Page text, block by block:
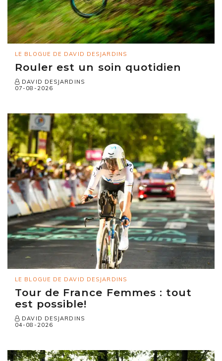
LE BLOGUE DE DAVID DESJARDINS
Rouler est un soin quotidien
DAVID DESJARDINS
07-08-2026
LE BLOGUE DE DAVID DESJARDINS
Tour de France Femmes : tout
est possible!
DAVID DESJARDINS
04-08-2026